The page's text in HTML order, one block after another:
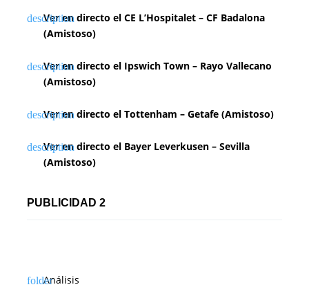
Ver en directo el CE L’Hospitalet – CF Badalona
(Amistoso)
Ver en directo el Ipswich Town – Rayo Vallecano
(Amistoso)
Ver en directo el Tottenham – Getafe (Amistoso)
Ver en directo el Bayer Leverkusen – Sevilla
(Amistoso)
PUBLICIDAD 2
Análisis